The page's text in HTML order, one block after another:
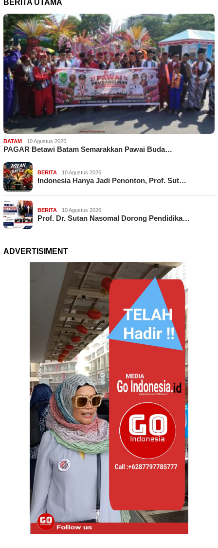
BERITA UTAMA
BATAM 10 Agustus 2026
PAGAR Betawi Batam Semarakkan Pawai Buda…
BERITA 10 Agustus 2026
Indonesia Hanya Jadi Penonton, Prof. Sut…
BERITA 10 Agustus 2026
Prof. Dr. Sutan Nasomal Dorong Pendidika…
ADVERTISIMENT